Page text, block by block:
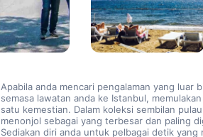
Apabila anda mencari pengalaman yang luar
semasa lawatan anda ke Istanbul,
satu kemestian. Dalam koleksi sembilan
menonjol sebagai yang terbesar dan paling
Sediakan diri anda untuk pelbagai detik yang